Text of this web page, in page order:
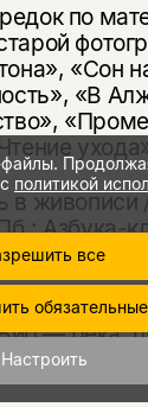
по
«Сон
«В
живописи
Азбука-
Вир — река,
политикой
все
обязательные
Настроить